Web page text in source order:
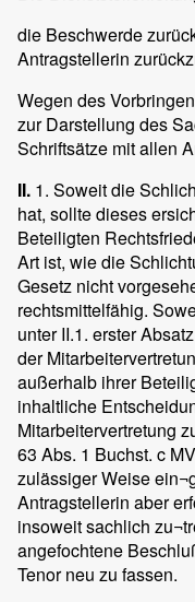
die Beschwerde
Antragstellerin
Wegen des
zur Darstellung des
Schriftsätze mit allen
II. 1. Soweit die
hat, sollte dieses
Beteiligten
Art ist, wie die
Gesetz nicht
rechtsmittelfähig.
unter II.1. erster
der
außerhalb ihrer
inhaltliche
Mitarbeitervertretung
63 Abs. 1 Buchst. c
zulässiger Weise
Antragstellerin aber
insoweit sachlich
angefochtene
Tenor neu zu fassen.